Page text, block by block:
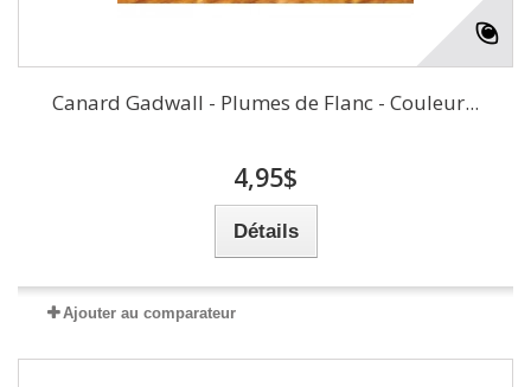
Canard Gadwall - Plumes de Flanc - Couleur...
4,95$
Détails
Ajouter au comparateur